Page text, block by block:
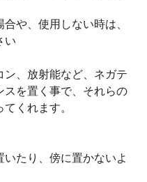
や、使用しない時は、
い
、放射能など、ネガテ
スを置く事で、それらの
くれます。
たり、傍に置かないよ